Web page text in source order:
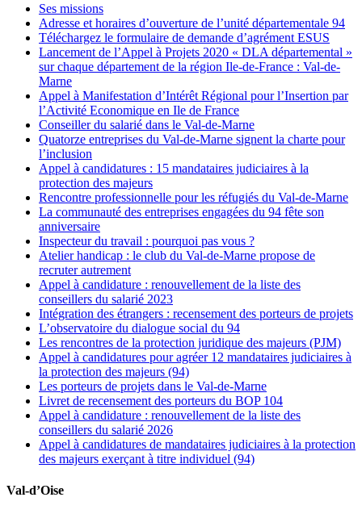
Ses missions
Adresse et horaires d’ouverture de l’unité départementale 94
Téléchargez le formulaire de demande d’agrément ESUS
Lancement de l’Appel à Projets 2020 « DLA départemental »
sur chaque département de la région Ile-de-France : Val-de-
Marne
Appel à Manifestation d’Intérêt Régional pour l’Insertion par
l’Activité Economique en Ile de France
Conseiller du salarié dans le Val-de-Marne
Quatorze entreprises du Val-de-Marne signent la charte pour
l’inclusion
Appel à candidatures : 15 mandataires judiciaires à la
protection des majeurs
Rencontre professionnelle pour les réfugiés du Val-de-Marne
La communauté des entreprises engagées du 94 fête son
anniversaire
Inspecteur du travail : pourquoi pas vous ?
Atelier handicap : le club du Val-de-Marne propose de
recruter autrement
Appel à candidature : renouvellement de la liste des
conseillers du salarié 2023
Intégration des étrangers : recensement des porteurs de projets
L’observatoire du dialogue social du 94
Les rencontres de la protection juridique des majeurs (PJM)
Appel à candidatures pour agréer 12 mandataires judiciaires à
la protection des majeurs (94)
Les porteurs de projets dans le Val-de-Marne
Livret de recensement des porteurs du BOP 104
Appel à candidature : renouvellement de la liste des
conseillers du salarié 2026
Appel à candidatures de mandataires judiciaires à la protection
des majeurs exerçant à titre individuel (94)
Val-d’Oise